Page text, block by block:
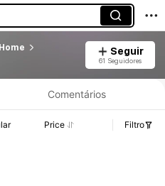
Seguir
61 Seguidores
Preço, Vendas e Detalhes de Stock.
Comentários
Price Filtro